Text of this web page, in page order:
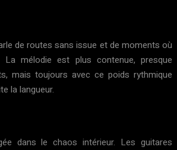
de routes sans issue et de moments où
La mélodie est plus contenue, presque
mais toujours avec ce poids rythmique
la langueur.
dans le chaos intérieur. Les guitares